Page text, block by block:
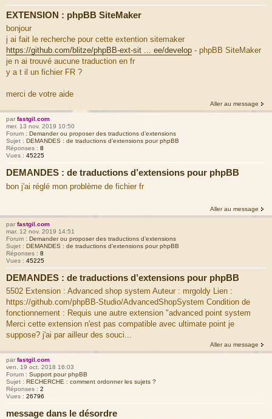
EXTENSION : phpBB SiteMaker
bonjour
j ai fait le recherche pour cette extention sitemaker
https://github.com/blitze/phpBB-ext-sit ... ee/develop - phpBB SiteMaker
je n ai trouvé aucune traduction en fr
y a t il un fichier FR ?
merci de votre aide
Aller au message
par fastgil.com
mer. 13 nov. 2019 10:50
Forum : Demander ou proposer des traductions d’extensions
Sujet : DEMANDES : de traductions d’extensions pour phpBB
Réponses : 8
Vues : 45225
DEMANDES : de traductions d’extensions pour phpBB
bon j'ai réglé mon problème de fichier fr
Aller au message
par fastgil.com
mar. 12 nov. 2019 14:51
Forum : Demander ou proposer des traductions d’extensions
Sujet : DEMANDES : de traductions d’extensions pour phpBB
Réponses : 8
Vues : 45225
DEMANDES : de traductions d’extensions pour phpBB
5502 Extension : Advanced shop system Auteur : mrgoldy Lien :
https://github.com/phpBB-Studio/AdvancedShopSystem Condition de
fonctionnement : Requis une autre extension "advanced point system
Merci cette extension n'est pas compatible avec ultimate point je
suppose? j'ai par ailleur des souci...
Aller au message
par fastgil.com
ven. 19 oct. 2018 16:03
Forum : Support pour phpBB
Sujet : RECHERCHE : comment ordonner les sujets ?
Réponses : 2
Vues : 26796
message dans le désordre